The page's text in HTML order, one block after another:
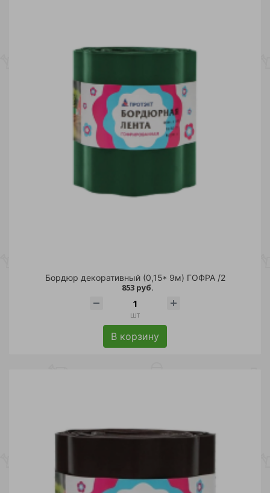
Бордюр декоративный (0,15* 9м) ГОФРА /2
853 руб.
шт
В корзину